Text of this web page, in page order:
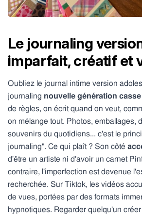
Le journaling
imparfait, créatif et
Oubliez le journal intime version
journaling nouvelle génération
de règles, on écrit quand on veut,
on mélange tout. Photos, emballages,
souvenirs du quotidiens... c'est le
journaling". Ce qui plaît ? Son côté
d'être un artiste ni d'avoir un carnet
contraire, l'imperfection est devenue
recherchée. Sur Tiktok, les vidéos
de vues, portées par des formats
hypnotiques. Regarder quelqu'un